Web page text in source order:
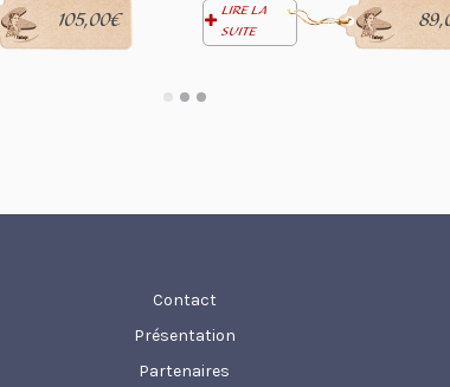
105,00€
LIRE LA
SUITE
Contact
Présentation
Partenaires